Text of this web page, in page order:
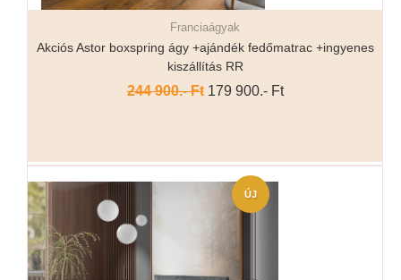
Részletek...Franciaágyak
Akciós Astor boxspring ágy +ajándék fedőmatrac +ingyenes
kiszállítás RR
244 900.- Ft179 900.- Ft
ÚJ